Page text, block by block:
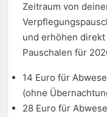
Zeitraum von
und erhöhen
Pauschalen für
14 Euro für
(ohne
28 Euro für